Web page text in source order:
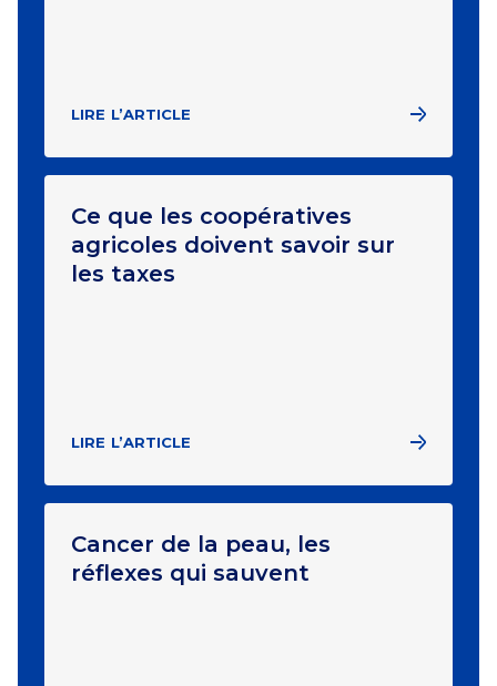
LIRE L’ARTICLE
Ce que les coopératives
agricoles doivent savoir sur
les taxes
LIRE L’ARTICLE
Cancer de la peau, les
réflexes qui sauvent